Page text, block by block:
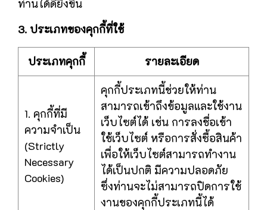
ท่านได้ดียิ่งขึ้น
3. ประเภทของคุกกี้ที่ใช้
ประเภทคุกกี้ รายละเอียด
1. คุกกี้ที่มี
ความจำเป็น
(Strictly
Necessary
Cookies)
คุกกี้ประเภทนี้ช่วยให้ท่าน
สามารถเข้าถึงข้อมูลและใช้งาน
เว็บไซต์ได้ เช่น การลงชื่อเข้า
ใช้เว็บไซต์ หรือการสั่งซื้อสินค้า
เพื่อให้เว็บไซต์สามารถทำงาน
ได้เป็นปกติ มีความปลอดภัย
ซึ่งท่านจะไม่สามารถปิดการใช้
งานของคุกกี้ประเภทนี้ได้